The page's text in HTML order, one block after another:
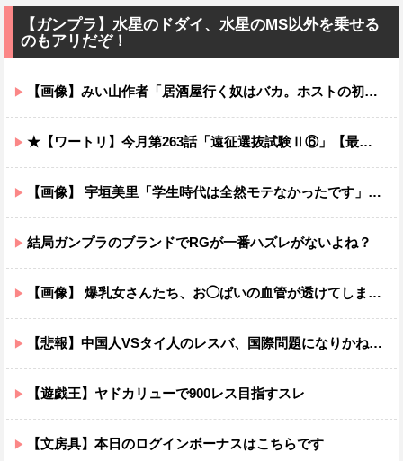
【ガンプラ】水星のドダイ、水星のMS以外を乗せる
のもアリだぞ！
【画像】みい山作者「居酒屋行く奴はバカ。ホストの初回なら居酒屋より安く飲めてイケメンにチヤホヤされる」
★【ワートリ】今月第263話「遠征選抜試験Ⅱ⑥」【最新話コメント用】
【画像】 宇垣美里「学生時代は全然モテなかったです」←これほんまかぁ？w w w w w w w w
結局ガンプラのブランドでRGが一番ハズレがないよね？
【画像】 爆乳女さんたち、お◯ぱいの血管が透けてしまうｗｗｗwｗｗｗｗｗｗｗｗ❤
【悲報】中国人VSタイ人のレスバ、国際問題になりかねないレベルで草ｗｗｗｗ
【遊戯王】ヤドカリューで900レス目指すスレ
【文房具】本日のログインボーナスはこちらです